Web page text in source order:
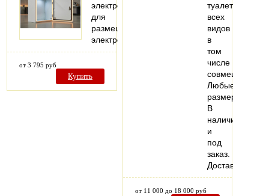
электрошкаф
для
размещения
электрооборудования
от 3 795 руб
Купить
туалеты
всех
видов
в
том
числе
совмещенные.
Любые
размеры.
В
наличии
и
под
заказ.
Доставка.
от 11 000 до 18 000 руб